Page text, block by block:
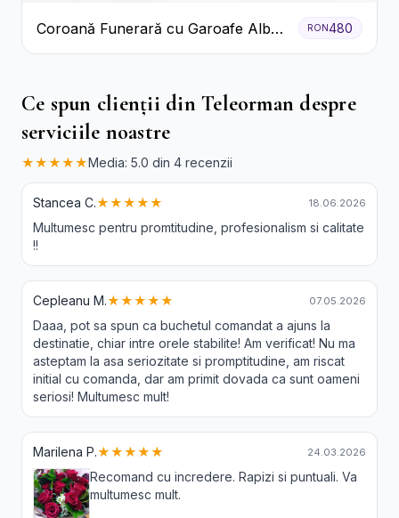
Coroană Funerară cu Garoafe Albe
și Crizanteme
RON 480
Ce spun clienții din Teleorman despre
serviciile noastre
★★★★★Media: 5.0 din 4 recenzii
Stancea C.★★★★★ 18.06.2026
Multumesc pentru promtitudine, profesionalism si calitate
!!
Cepleanu M.★★★★★ 07.05.2026
Daaa, pot sa spun ca buchetul comandat a ajuns la
destinatie, chiar intre orele stabilite! Am verificat! Nu ma
asteptam la asa seriozitate si promptitudine, am riscat
initial cu comanda, dar am primit dovada ca sunt oameni
seriosi! Multumesc mult!
Marilena P.★★★★★ 24.03.2026
Recomand cu incredere. Rapizi si puntuali. Va
multumesc mult.